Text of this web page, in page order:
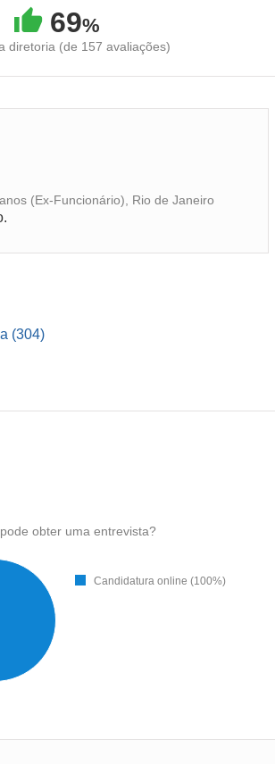
a paixão também para os seus filhos,
forma na sua casa.
69%
diretoria (de 157 avaliações)
(Ex-Funcionário), Rio de Janeiro
(304)
obter uma entrevista?
Candidatura online (100%)